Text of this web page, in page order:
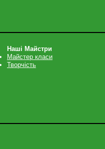
Наші Майстри
Майстер класи
Творчість